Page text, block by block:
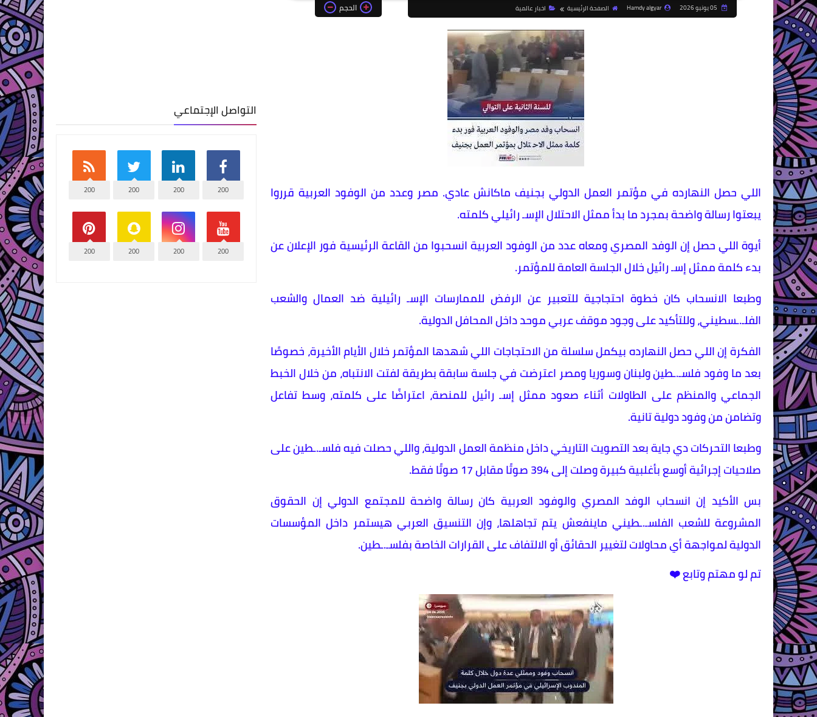
Hamdy algyar الصفحة الرئيسية اخبار عالمية الحجم
اللي حصل النهارده في مؤتمر العمل الدولي بجنيف ماكانش عادي. مصر وعدد من الوفود العربية قرروا
يبعتوا رسالة واضحة بمجرد ما بدأ ممثل الاحتلال الإسـ رائيلي كلمته.
أيوة اللي حصل إن الوفد المصري ومعاه عدد من الوفود العربية انسحبوا من القاعة الرئيسية فور الإعلان عن
بدء كلمة ممثل إسـ رائيل خلال الجلسة العامة للمؤتمر.
وطبعا الانسحاب كان خطوة احتجاجية للتعبير عن الرفض للممارسات الإسـ رائيلية ضد العمال والشعب
الفلـ.ـسطيني، وللتأكيد على وجود موقف عربي موحد داخل المحافل الدولية.
الفكرة إن اللي حصل النهارده بيكمل سلسلة من الاحتجاجات اللي شهدها المؤتمر خلال الأيام الأخيرة، خصوصًا
بعد ما وفود فلسـ.ـطين ولبنان وسوريا ومصر اعترضت في جلسة سابقة بطريقة لفتت الانتباه، من خلال الخبط
الجماعي والمنظم على الطاولات أثناء صعود ممثل إسـ رائيل للمنصة، اعتراضًا على كلمته، وسط تفاعل
وتضامن من وفود دولية تانية.
وطبعا التحركات دي جاية بعد التصويت التاريخي داخل منظمة العمل الدولية، واللي حصلت فيه فلسـ.ـطين على
صلاحيات إجرائية أوسع بأغلبية كبيرة وصلت إلى 394 صوتًا مقابل 17 صوتًا فقط.
بس الأكيد إن انسحاب الوفد المصري والوفود العربية كان رسالة واضحة للمجتمع الدولي إن الحقوق
المشروعة للشعب الفلسـ.ـطيني ماينفعش يتم تجاهلها، وإن التنسيق العربي هيستمر داخل المؤسسات
الدولية لمواجهة أي محاولات لتغيير الحقائق أو الالتفاف على القرارات الخاصة بفلسـ.ـطين.
تم لو مهتم وتابع ❤️
التواصل الإجتماعي
200
200
200
200
200
200
200
200